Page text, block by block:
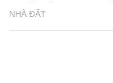
NHÀ ĐẤT